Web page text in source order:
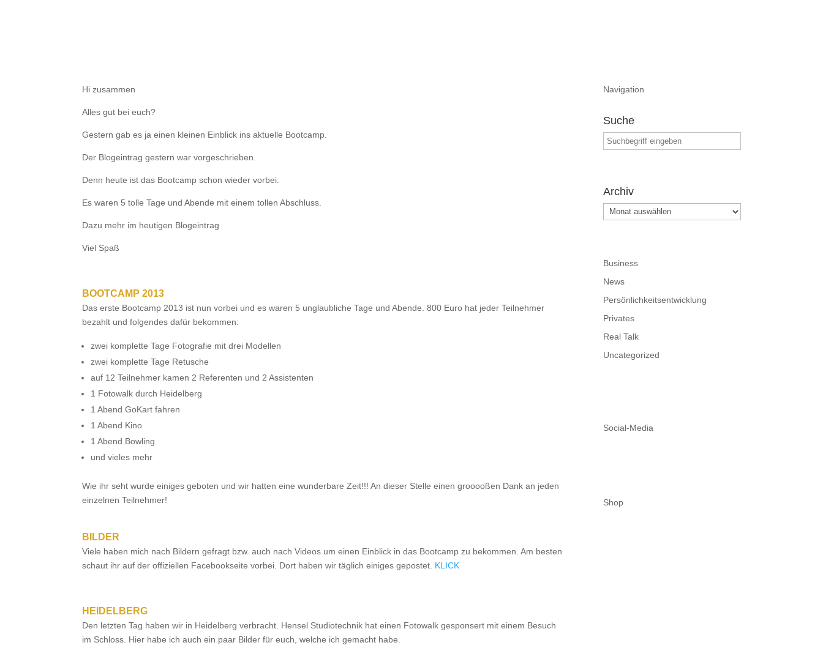
Hi zusammen
Alles gut bei euch?
Gestern gab es ja einen kleinen Einblick ins aktuelle Bootcamp.
Der Blogeintrag gestern war vorgeschrieben.
Denn heute ist das Bootcamp schon wieder vorbei.
Es waren 5 tolle Tage und Abende mit einem tollen Abschluss.
Dazu mehr im heutigen Blogeintrag
Viel Spaß
BOOTCAMP 2013
Das erste Bootcamp 2013 ist nun vorbei und es waren 5 unglaubliche Tage und Abende. 800 Euro hat jeder Teilnehmer
bezahlt und folgendes dafür bekommen:
zwei komplette Tage Fotografie mit drei Modellen
zwei komplette Tage Retusche
auf 12 Teilnehmer kamen 2 Referenten und 2 Assistenten
1 Fotowalk durch Heidelberg
1 Abend GoKart fahren
1 Abend Kino
1 Abend Bowling
und vieles mehr
Wie ihr seht wurde einiges geboten und wir hatten eine wunderbare Zeit!!! An dieser Stelle einen grooooßen Dank an jeden
einzelnen Teilnehmer!
BILDER
Viele haben mich nach Bildern gefragt bzw. auch nach Videos um einen Einblick in das Bootcamp zu bekommen. Am besten
schaut ihr auf der offiziellen Facebookseite vorbei. Dort haben wir täglich einiges gepostet. KLICK
HEIDELBERG
Den letzten Tag haben wir in Heidelberg verbracht. Hensel Studiotechnik hat einen Fotowalk gesponsert mit einem Besuch
im Schloss. Hier habe ich auch ein paar Bilder für euch, welche ich gemacht habe.
Navigation
Suche
Archiv
Archiv
Business
News
Persönlichkeitsentwicklung
Privates
Real Talk
Uncategorized
Social-Media
Shop